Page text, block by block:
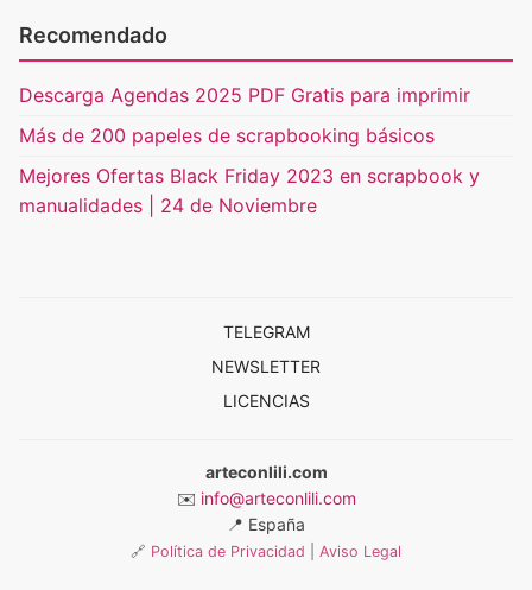
Recomendado
Descarga Agendas 2025 PDF Gratis para imprimir
Más de 200 papeles de scrapbooking básicos
Mejores Ofertas Black Friday 2023 en scrapbook y
manualidades | 24 de Noviembre
TELEGRAM
NEWSLETTER
LICENCIAS
arteconlili.com
✉️ info@arteconlili.com
📍 España
🔗 Política de Privacidad Aviso Legal